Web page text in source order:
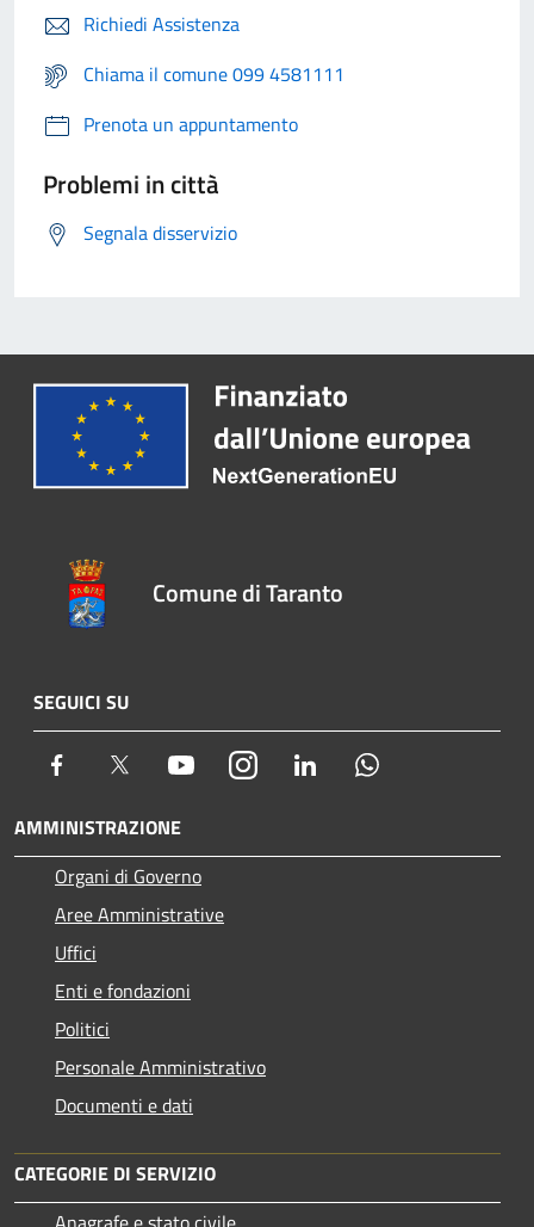
Richiedi Assistenza
Chiama il comune 099 4581111
Prenota un appuntamento
Problemi in città
Segnala disservizio
Comune di Taranto
SEGUICI SU
Facebook Twitter YoutubeInstagram LinkedIn
AMMINISTRAZIONE
Organi di Governo
Aree Amministrative
Uffici
Enti e fondazioni
Politici
Personale Amministrativo
Documenti e dati
CATEGORIE DI SERVIZIO